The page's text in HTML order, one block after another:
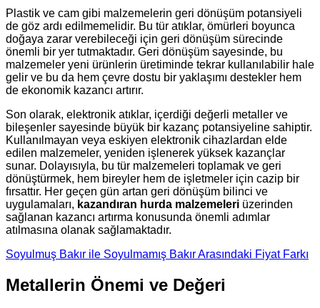
Plastik ve cam gibi malzemelerin geri dönüşüm potansiyeli
de göz ardı edilmemelidir. Bu tür atıklar, ömürleri boyunca
doğaya zarar verebileceği için geri dönüşüm sürecinde
önemli bir yer tutmaktadır. Geri dönüşüm sayesinde, bu
malzemeler yeni ürünlerin üretiminde tekrar kullanılabilir hale
gelir ve bu da hem çevre dostu bir yaklaşımı destekler hem
de ekonomik kazancı artırır.
Son olarak, elektronik atıklar, içerdiği değerli metaller ve
bileşenler sayesinde büyük bir kazanç potansiyeline sahiptir.
Kullanılmayan veya eskiyen elektronik cihazlardan elde
edilen malzemeler, yeniden işlenerek yüksek kazançlar
sunar. Dolayısıyla, bu tür malzemeleri toplamak ve geri
dönüştürmek, hem bireyler hem de işletmeler için cazip bir
fırsattır. Her geçen gün artan geri dönüşüm bilinci ve
uygulamaları, kazandıran hurda malzemeleri üzerinden
sağlanan kazancı artırma konusunda önemli adımlar
atılmasına olanak sağlamaktadır.
Soyulmuş Bakır ile Soyulmamış Bakır Arasındaki Fiyat Farkı
Metallerin Önemi ve Değeri